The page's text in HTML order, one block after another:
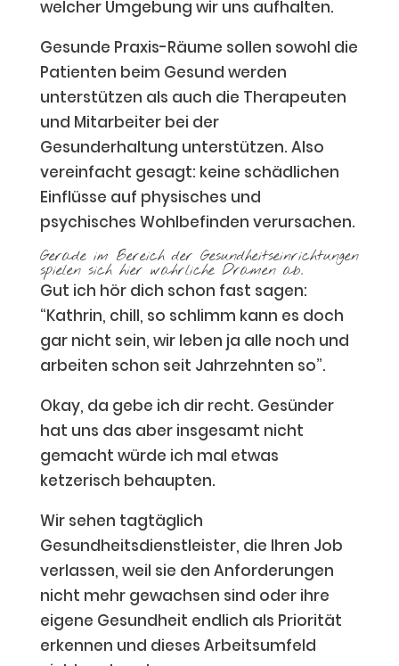
welcher Umgebung wir uns aufhalten.
Gesunde Praxis-Räume sollen sowohl die
Patienten beim Gesund werden
unterstützen als auch die Therapeuten
und Mitarbeiter bei der
Gesunderhaltung unterstützen. Also
vereinfacht gesagt: keine schädlichen
Einflüsse auf physisches und
psychisches Wohlbefinden verursachen.
Gerade im Bereich der Gesundheitseinrichtungen
spielen sich hier wahrliche Dramen ab.
Gut ich hör dich schon fast sagen:
“Kathrin, chill, so schlimm kann es doch
gar nicht sein, wir leben ja alle noch und
arbeiten schon seit Jahrzehnten so”.
Okay, da gebe ich dir recht. Gesünder
hat uns das aber insgesamt nicht
gemacht würde ich mal etwas
ketzerisch behaupten.
Wir sehen tagtäglich
Gesundheitsdienstleister, die Ihren Job
verlassen, weil sie den Anforderungen
nicht mehr gewachsen sind oder ihre
eigene Gesundheit endlich als Priorität
erkennen und dieses Arbeitsumfeld